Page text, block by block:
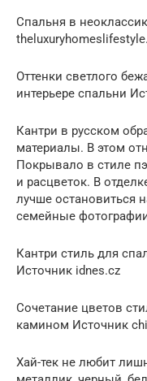
Спальня в
Оттенки светлого
интерьере спальни
Кантри в русском
материалы. В этом
Покрывало в стиле
и расцветок. В
лучше остановиться
семейные
Кантри стиль для
Источник idnes.cz
Сочетание цветов
камином Источник
Хай-тек не любит